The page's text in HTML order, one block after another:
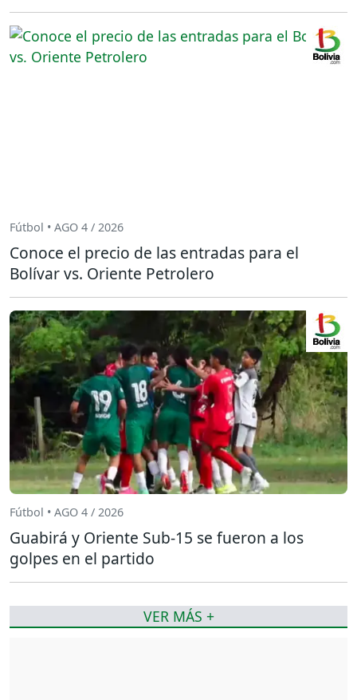
Fútbol • AGO 4 / 2026
Conoce el precio de las entradas para el
Bolívar vs. Oriente Petrolero
Fútbol • AGO 4 / 2026
Guabirá y Oriente Sub-15 se fueron a los
golpes en el partido
VER MÁS +